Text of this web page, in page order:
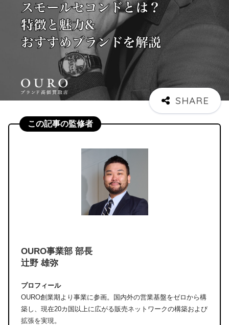
この記事の監修者
OURO事業部 部長
辻野 雄弥
プロフィール
OURO創業期より事業に参画。国内外の営業基盤をゼロから構
築し、現在20カ国以上に広がる販売ネットワークの構築および
拡張を実現。